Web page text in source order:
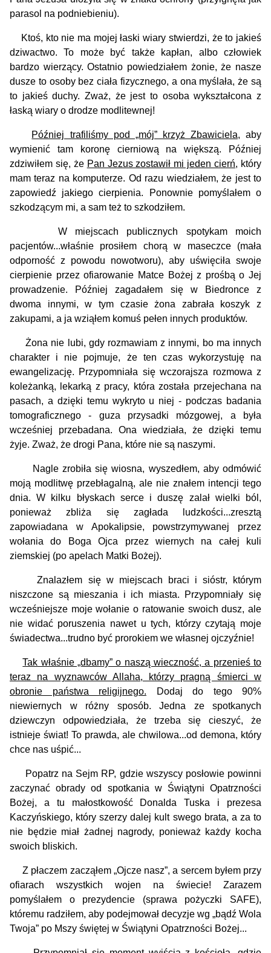
parasol na podniebieniu).
Ktoś, kto nie ma mojej łaski wiary stwierdzi, że to jakieś
dziwactwo. To może być także kapłan, albo człowiek
bardzo wierzący. Ostatnio powiedziałem żonie, że nasze
dusze to osoby bez ciała fizycznego, a ona myślała, że są
to jakieś duchy. Zważ, że jest to osoba wykształcona z
łaską wiary o drodze modlitewnej!
Później trafiliśmy pod „mój” krzyż Zbawiciela, aby
wymienić tam koronę cierniową na większą. Później
zdziwiłem się, że Pan Jezus zostawił mi jeden cierń, który
mam teraz na komputerze. Od razu wiedziałem, że jest to
zapowiedź jakiego cierpienia. Ponownie pomyślałem o
szkodzącym mi, a sam też to szkodziłem.
W miejscach publicznych spotykam moich
pacjentów...właśnie prosiłem chorą w maseczce (mała
odporność z powodu nowotworu), aby uświęciła swoje
cierpienie przez ofiarowanie Matce Bożej z prośbą o Jej
prowadzenie. Później zagadałem się w Biedronce z
dwoma innymi, w tym czasie żona zabrała koszyk z
zakupami, a ja wziąłem komuś pełen innych produktów.
Żona nie lubi, gdy rozmawiam z innymi, bo ma innych
charakter i nie pojmuje, że ten czas wykorzystuję na
ewangelizację. Przypomniała się wczorajsza rozmowa z
koleżanką, lekarką z pracy, która została przejechana na
pasach, a dzięki temu wykryto u niej - podczas badania
tomograficznego - guza przysadki mózgowej, a była
wcześniej przebadana. Ona wiedziała, że dzięki temu
żyje. Zważ, że drogi Pana, które nie są naszymi.
Nagle zrobiła się wiosna, wyszedłem, aby odmówić
moją modlitwę przebłagalną, ale nie znałem intencji tego
dnia. W kilku błyskach serce i duszę zalał wielki ból,
ponieważ zbliża się zagłada ludzkości...zresztą
zapowiadana w Apokalipsie, powstrzymywanej przez
wołania do Boga Ojca przez wiernych na całej kuli
ziemskiej (po apelach Matki Bożej).
Znalazłem się w miejscach braci i sióstr, którym
niszczone są mieszania i ich miasta. Przypomniały się
wcześniejsze moje wołanie o ratowanie swoich dusz, ale
nie widać poruszenia nawet u tych, którzy czytają moje
świadectwa...trudno być prorokiem we własnej ojczyźnie!
Tak właśnie „dbamy” o naszą wieczność, a przenieś to
teraz na wyznawców Allaha, którzy pragną śmierci w
obronie państwa religijnego. Dodaj do tego 90%
niewiernych w różny sposób. Jedna ze spotkanych
dziewczyn odpowiedziała, że trzeba się cieszyć, że
istnieje świat! To prawda, ale chwilowa...od demona, który
chce nas uśpić...
Popatrz na Sejm RP, gdzie wszyscy posłowie powinni
zaczynać obrady od spotkania w Świątyni Opatrzności
Bożej, a tu małostkowość Donalda Tuska i prezesa
Kaczyńskiego, który szerzy dalej kult swego brata, a za to
nie będzie miał żadnej nagrody, ponieważ każdy kocha
swoich bliskich.
Z płaczem zacząłem „Ojcze nasz”, a sercem byłem przy
ofiarach wszystkich wojen na świecie! Zarazem
pomyślałem o prezydencie (sprawa pożyczki SAFE),
któremu radziłem, aby podejmował decyzje wg „bądź Wola
Twoja” po Mszy świętej w Świątyni Opatrzności Bożej...